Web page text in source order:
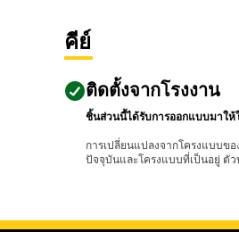
คีย์
ติดตั้งจากโรงงาน
ชิ้นส่วนนี้ได้รับการออกแบบมาใ
การเปลี่ยนแปลงจากโครงแบบ
ปัจจุบันและโครงแบบที่เป็นอยู่ ตั